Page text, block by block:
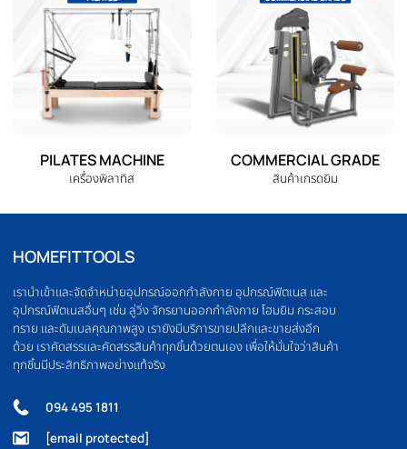
EXERCISE BIKE
จักรยานออกกำลังกาย
TREADMILL
ลู่วิ่งไฟฟ้า
ELLIPTICAL
เครื่องเดินวงรี
HOME GYM